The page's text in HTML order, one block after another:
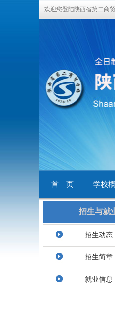
欢迎您登陆陕西省第二商
首 页 学校
招生与就
招生动态
招生简章
就业信息